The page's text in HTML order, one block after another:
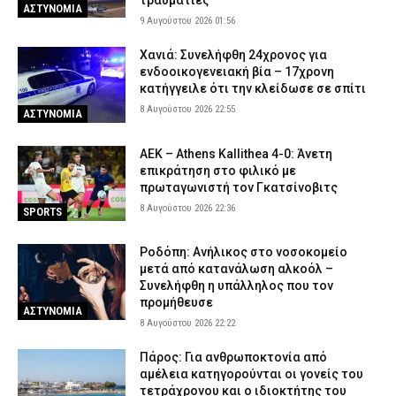
ΑΣΤΥΝΟΜΙΑ 8 Αυγούστου 2026 15:17
Αττική και την Πανεπιστημιούπολη Ζωγράφου – Θα έβγαζαν
πάνω από 90.000 ευρώ (βίντεο)
ΑΣΤΥΝΟΜΙΑ 8 Αυγούστου 2026 15:06
Δολοφονία 38χρονης στην Κυψέλη: «Δεν μπορούμε να
πιστέψουμε ότι το έκανε» λέει το ζευγάρι που είχε φιλοξενήσει
τον 26χρονο Αφγανό
ΑΣΤΥΝΟΜΙΑ 8 Αυγούστου 2026 14:51
ΑΣΤΥΝΟΜΙΑ
9 Αυγούστου 2026 01:56
ΑΣΤΥΝΟΜΙΑ
Χανιά: Συνελήφθη 24χρονος για
ενδοοικογενειακή βία – 17χρονη
κατήγγειλε ότι την κλείδωσε σε σπίτι
8 Αυγούστου 2026 22:55
SPORTS
ΑΕΚ – Athens Kallithea 4-0: Άνετη
επικράτηση στο φιλικό με
πρωταγωνιστή τον Γκατσίνοβιτς
8 Αυγούστου 2026 22:36
ΑΣΤΥΝΟΜΙΑ
Ροδόπη: Ανήλικος στο νοσοκομείο
μετά από κατανάλωση αλκοόλ –
Συνελήφθη η υπάλληλος που τον
προμήθευσε
8 Αυγούστου 2026 22:22
Πάρος: Για ανθρωποκτονία από
αμέλεια κατηγορούνται οι γονείς του
τετράχρονου και ο ιδιοκτήτης του